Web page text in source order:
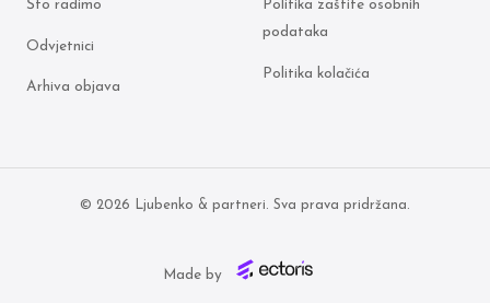
Što radimo
Odvjetnici
Arhiva objava
Politika zaštite osobnih
podataka
Politika kolačića
© 2026 Ljubenko & partneri. Sva prava pridržana.
Made by